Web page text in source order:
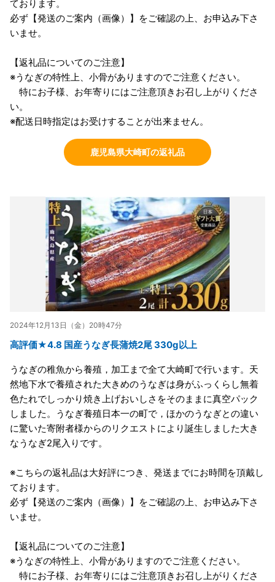
ております。
必ず【発送のご案内（画像）】をご確認の上、お申込み下さ
いませ。
【返礼品についてのご注意】
※うなぎの特性上、小骨がありますのでご注意ください。
特にお子様、お年寄りにはご注意頂きお召し上がりくださ
い。
※配送日時指定はお受けすることが出来ません。
鹿児島県大崎町の返礼品
2024年12月13日（金）20時47分
高評価★4.8 国産うなぎ長蒲焼2尾 330g以上
うなぎの稚魚から養殖，加工まで全て大崎町で行います。天
然地下水で養殖された大きめのうなぎは身がふっくらし無着
色たれでしっかり焼き上げおいしさをそのままに真空パック
しました。うなぎ養殖日本一の町で，ほかのうなぎとの違い
に驚いた寄附者様からのリクエストにより誕生しました大き
なうなぎ2尾入りです。
※こちらの返礼品は大好評につき、発送までにお時間を頂戴し
ております。
必ず【発送のご案内（画像）】をご確認の上、お申込み下さ
いませ。
【返礼品についてのご注意】
※うなぎの特性上、小骨がありますのでご注意ください。
特にお子様、お年寄りにはご注意頂きお召し上がりくださ